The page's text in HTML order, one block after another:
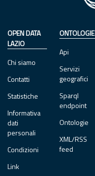
OPEN DATA
LAZIO
Chi siamo
Contatti
Statistiche
Informativa
dati
personali
Condizioni
Link
ONTOLOGIE
Api
Servizi
geografici
Sparql
endpoint
Ontologie
XML/RSS
feed